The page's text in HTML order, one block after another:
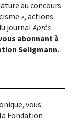
au concours
», actions
journalAprès-
abonnant à
Seligmann.
vous
Fondation